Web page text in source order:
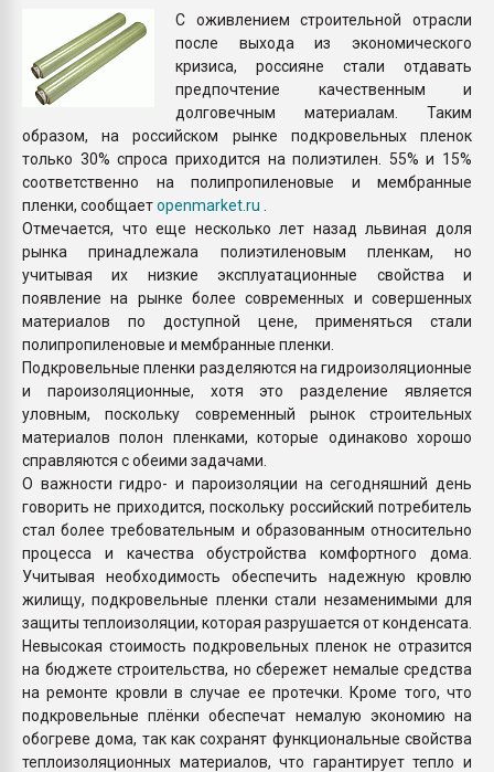
С оживлением строительной отрасли
после выхода из экономического
кризиса, россияне стали отдавать
предпочтение качественным и
долговечным материалам. Таким
образом, на российском рынке подкровельных пленок
только 30% спроса приходится на полиэтилен. 55% и 15%
соответственно на полипропиленовые и мембранные
пленки, сообщаетopenmarket.ru
Отмечается, что еще несколько лет назад львиная доля
рынка принадлежала полиэтиленовым пленкам, но
учитывая их низкие эксплуатационные свойства и
появление на рынке более современных и совершенных
материалов по доступной цене, применяться стали
полипропиленовые и мембранные пленки.
Подкровельные пленки разделяются на гидроизоляционные
и пароизоляционные, хотя это разделение является
уловным, поскольку современный рынок строительных
материалов полон пленками, которые одинаково хорошо
справляются с обеими задачами.
О важности гидро- и пароизоляции на сегодняшний день
говорить не приходится, поскольку российский потребитель
стал более требовательным и образованным относительно
процесса и качества обустройства комфортного дома.
Учитывая необходимость обеспечить надежную кровлю
жилищу, подкровельные пленки стали незаменимыми для
защиты теплоизоляции, которая разрушается от конденсата.
Невысокая стоимость подкровельных пленок не отразится
на бюджете строительства, но сбережет немалые средства
на ремонте кровли в случае ее протечки. Кроме того, что
подкровельные плёнки обеспечат немалую экономию на
обогреве дома, так как сохранят функциональные свойства
теплоизоляционных материалов, что гарантирует тепло и